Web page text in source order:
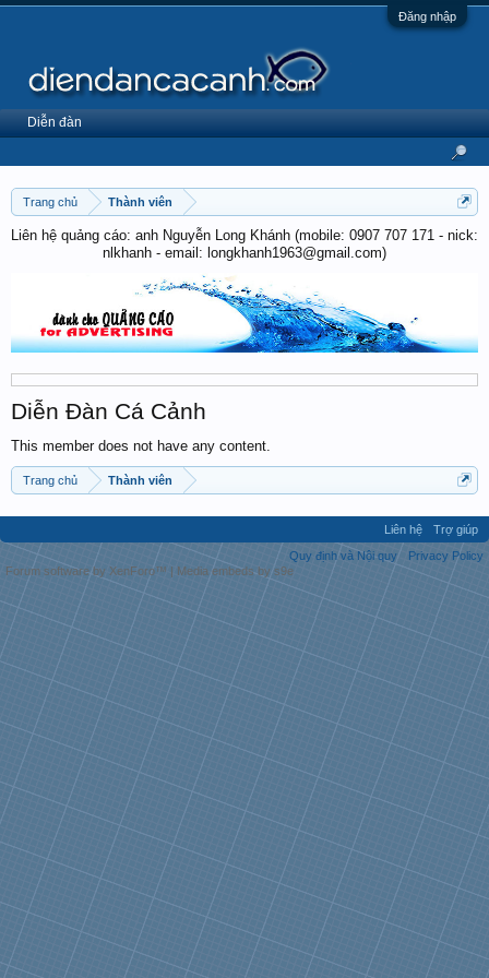
Đăng nhập
Trang chủ Thành viên
Liên hệ quảng cáo: anh Nguyễn Long Khánh (mobile: 0907 707 171 - nick:
nlkhanh - email: longkhanh1963@gmail.com)
Diễn Đàn Cá Cảnh
This member does not have any content.
Trang chủ Thành viên
Diễn đàn
Liên hệ
Trợ giúp
Quy định và Nội quy
Privacy Policy
Forum software by XenForo™ | Media embeds by s9e